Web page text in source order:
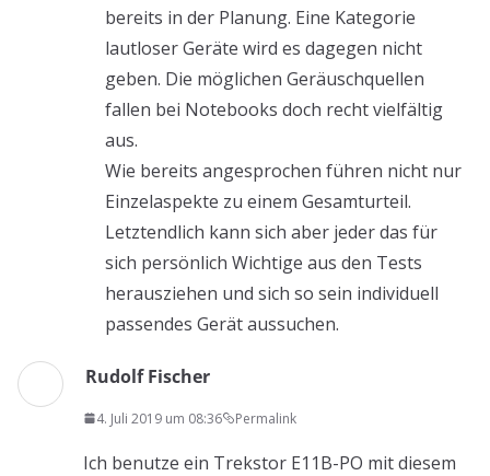
bereits in der Planung. Eine Kategorie
lautloser Geräte wird es dagegen nicht
geben. Die möglichen Geräuschquellen
fallen bei Notebooks doch recht vielfältig
aus.
Wie bereits angesprochen führen nicht nur
Einzelaspekte zu einem Gesamturteil.
Letztendlich kann sich aber jeder das für
sich persönlich Wichtige aus den Tests
herausziehen und sich so sein individuell
passendes Gerät aussuchen.
Rudolf Fischer
4. Juli 2019 um 08:36 Permalink
Ich benutze ein Trekstor E11B-PO mit diesem